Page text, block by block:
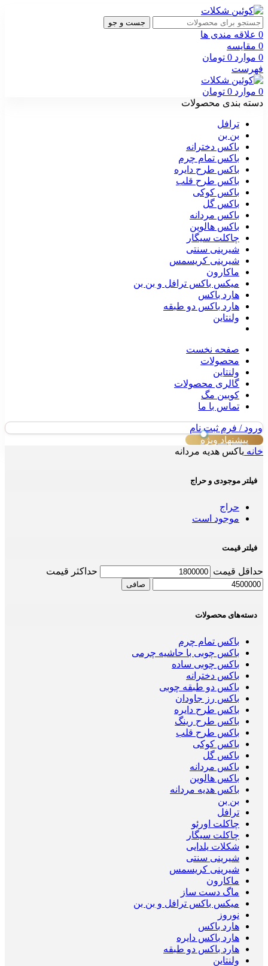
جست و جو
0 علاقه مندی ها
0 مقایسه
0 موارد 0 تومان
فهرست
0 موارد 0 تومان
دسته بندی محصولات
ترافل
بن بن
باکس دخترانه
باکس تمام چرم
باکس طرح دایره
باکس طرح قلب
باکس کوکی
باکس گل
باکس مردانه
باکس هالوین
چاکلت سیگار
شیرینی سنتی
شیرینی کریسمس
ماکارون
میکس باکس ترافل و بن بن
هارد باکس
هارد باکس دو طبقه
ولنتاین
صفحه نخست
محصولات
ولنتاین
گالری محصولات
کویین مگ
تماس با ما
ورود / فرم ثبت نام
پیشنهاد ویژه
خانه باکس هدیه مردانه
فیلتر موجودی و حراج
حراج
موجود است
فیلتر قیمت
حداقل قیمت حداكثر قيمت
صافی
دسته‌های محصولات
باکس تمام چرم
باکس چوبی با حاشیه چرمی
باکس چوبی ساده
باکس دخترانه
باکس دو طبقه چوبی
باکس رز جاودان
باکس طرح دایره
باکس طرح رینگ
باکس طرح قلب
باکس کوکی
باکس گل
باکس مردانه
باکس هالوین
باکس هدیه مردانه
بن بن
ترافل
چاکلت اورئو
چاکلت سیگار
شکلات یلدایی
شیرینی سنتی
شیرینی کریسمس
ماکارون
ماگ دست ساز
میکس باکس ترافل و بن بن
نوروز
هارد باکس
هارد باکس دایره
هارد باکس دو طبقه
ولنتاین